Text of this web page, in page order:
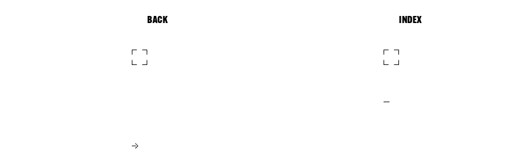
BACK INDEX